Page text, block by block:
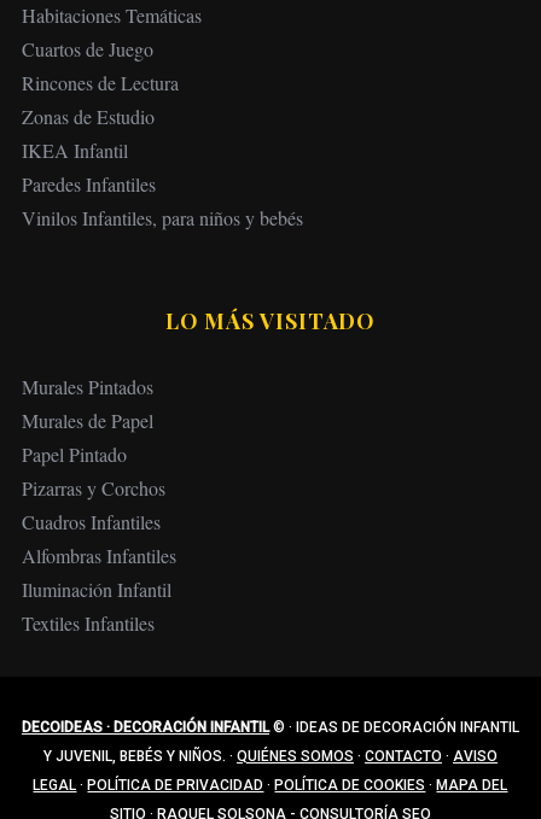
Habitaciones Temáticas
Cuartos de Juego
Rincones de Lectura
Zonas de Estudio
IKEA Infantil
Paredes Infantiles
Vinilos Infantiles, para niños y bebés
LO MÁS VISITADO
Murales Pintados
Murales de Papel
Papel Pintado
Pizarras y Corchos
Cuadros Infantiles
Alfombras Infantiles
Iluminación Infantil
Textiles Infantiles
DECOIDEAS · DECORACIÓN INFANTIL© · IDEAS DE DECORACIÓN INFANTIL
Y JUVENIL, BEBÉS Y NIÑOS. · QUIÉNES SOMOS · CONTACTO · AVISO
LEGAL · POLÍTICA DE PRIVACIDAD · POLÍTICA DE COOKIES · MAPA DEL
SITIO · RAQUEL SOLSONA - CONSULTORÍA SEO